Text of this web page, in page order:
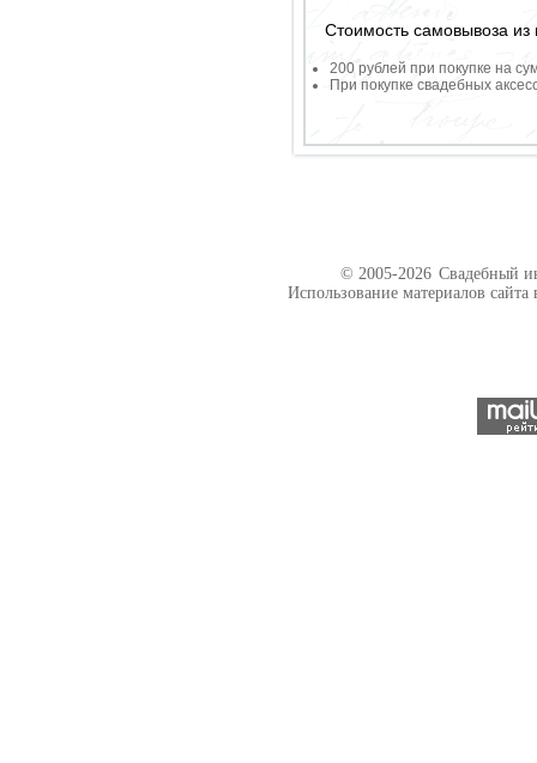
Стоимость самовывоза из
200 рублей при покупке на
При покупке свадебных
© 2005-2026 Свадебный
Использование материалов